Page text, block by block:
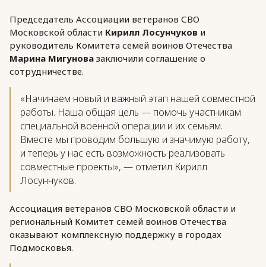
Председатель Ассоциации ветеранов СВО
Московской области Кирилл Лосунчуков и
руководитель Комитета семей воинов Отечества
Марина Мигунова заключили соглашение о
сотрудничестве.
«Начинаем новый и важный этап нашей совместной
работы. Наша общая цель — помочь участникам
специальной военной операции и их семьям.
Вместе мы проводим большую и значимую работу,
и теперь у нас есть возможность реализовать
совместные проекты», — отметил Кирилл
Лосунчуков.
Ассоциация ветеранов СВО Московской области и
региональный Комитет семей воинов Отечества
оказывают комплексную поддержку в городах
Подмосковья.